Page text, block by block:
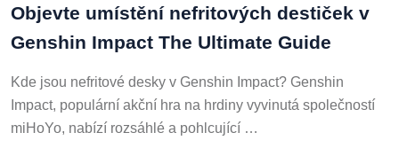
Objevte umístění nefritových destiček v
Genshin Impact The Ultimate Guide
Kde jsou nefritové desky v Genshin Impact? Genshin
Impact, populární akční hra na hrdiny vyvinutá společností
miHoYo, nabízí rozsáhlé a pohlcující …